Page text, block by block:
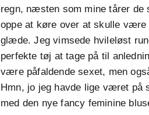
regn, næsten som mine tårer de
oppe at køre over at skulle
glæde. Jeg vimsede hvileløst
perfekte tøj at tage på til
være påfaldende sexet, men
Hmn, jo jeg havde lige været på
med den nye fancy feminine